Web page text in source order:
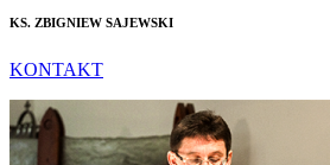
KS. ZBIGNIEW SAJEWSKI
KONTAKT